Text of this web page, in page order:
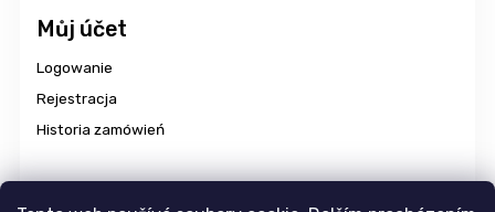
Můj účet
Logowanie
Rejestracja
Historia zamówień